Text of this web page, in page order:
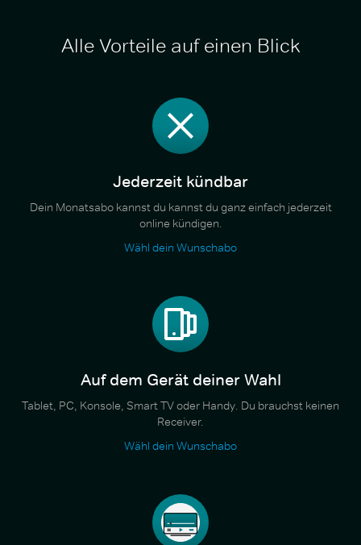
Alle Vorteile auf einen Blick
Jederzeit kündbar
Dein Monatsabo kannst du kannst du ganz einfach jederzeit
online kündigen.
Wähl dein Wunschabo
Auf dem Gerät deiner Wahl
Tablet, PC, Konsole, Smart TV oder Handy. Du brauchst keinen
Receiver.
Wähl dein Wunschabo